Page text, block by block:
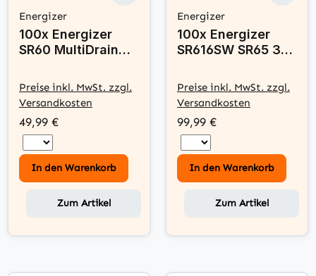
Energizer
100x Energizer
SR60 MultiDrain
Silberoxid Batterie
1,55 V
Preise inkl. MwSt. zzgl.
Versandkosten
49,99 €
In den Warenkorb
Zum Artikel
Energizer
100x Energizer
SR616SW SR65 321
1,55V
Preise inkl. MwSt. zzgl.
Versandkosten
99,99 €
In den Warenkorb
Zum Artikel